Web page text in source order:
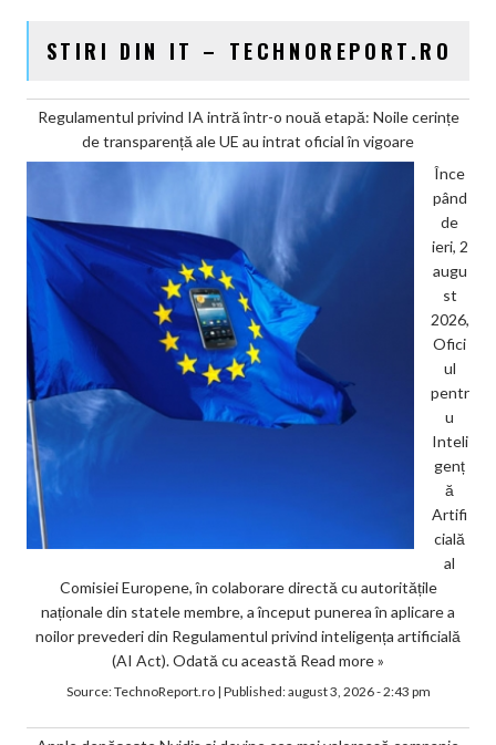
STIRI DIN IT – TECHNOREPORT.RO
Regulamentul privind IA intră într-o nouă etapă: Noile cerințe
de transparență ale UE au intrat oficial în vigoare
Înce
pând
de
ieri, 2
augu
st
2026,
Ofici
ul
pentr
u
Inteli
genț
ă
Artifi
cială
al
Comisiei Europene, în colaborare directă cu autoritățile
naționale din statele membre, a început punerea în aplicare a
noilor prevederi din Regulamentul privind inteligența artificială
(AI Act). Odată cu această Read more »
Source:TechnoReport.ro| Published:august 3, 2026 - 2:43 pm